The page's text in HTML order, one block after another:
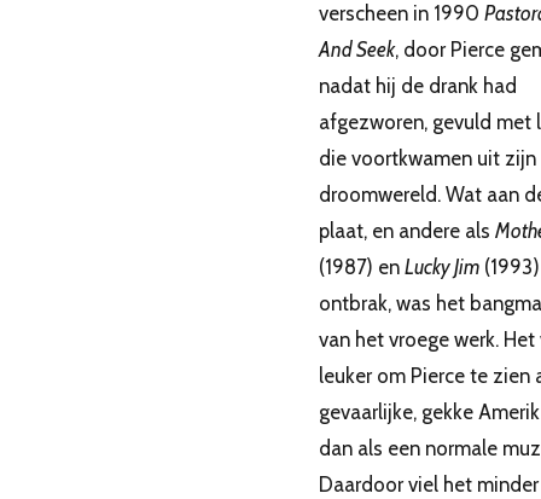
verscheen in 1990
And Seek, door Pierce
nadat hij de drank had
afgezworen, gevuld met
die voortkwamen uit zijn
droomwereld. Wat aan
plaat, en andere als
(1987) en Lucky Jim (1993)
ontbrak, was het
van het vroege werk. Het
leuker om Pierce te zien
gevaarlijke, gekke
dan als een normale
Daardoor viel het